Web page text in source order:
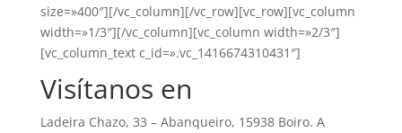
size=»400″][/vc_column][/vc_row][vc_row][vc_column
width=»1/3″][/vc_column][vc_column width=»2/3″]
[vc_column_text c_id=».vc_1416674310431″]
Visítanos en
Ladeira Chazo, 33 – Abanqueiro, 15938 Boiro. A